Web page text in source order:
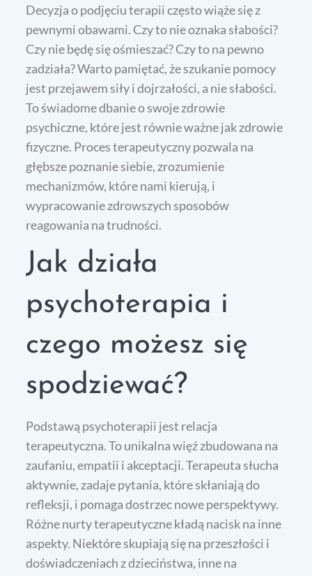
Decyzja o podjęciu terapii często wiąże się z
pewnymi obawami. Czy to nie oznaka słabości?
Czy nie będę się ośmieszać? Czy to na pewno
zadziała? Warto pamiętać, że szukanie pomocy
jest przejawem siły i dojrzałości, a nie słabości.
To świadome dbanie o swoje zdrowie
psychiczne, które jest równie ważne jak zdrowie
fizyczne. Proces terapeutyczny pozwala na
głębsze poznanie siebie, zrozumienie
mechanizmów, które nami kierują, i
wypracowanie zdrowszych sposobów
reagowania na trudności.
Jak działa
psychoterapia i
czego możesz się
spodziewać?
Podstawą psychoterapii jest relacja
terapeutyczna. To unikalna więź zbudowana na
zaufaniu, empatii i akceptacji. Terapeuta słucha
aktywnie, zadaje pytania, które skłaniają do
refleksji, i pomaga dostrzec nowe perspektywy.
Różne nurty terapeutyczne kładą nacisk na inne
aspekty. Niektóre skupiają się na przeszłości i
doświadczeniach z dzieciństwa, inne na